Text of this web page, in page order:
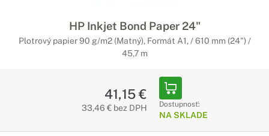
HP Inkjet Bond Paper 24"
Plotrový papier 90 g/m2 (Matný), Formát A1, / 610 mm (24") /
45,7 m
41,15 €
33,46 € bez DPH Dostupnosť:
NA SKLADE